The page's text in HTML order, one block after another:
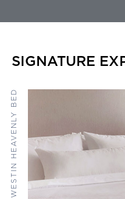
SIGNATURE
WESTIN HEAVENLY BED